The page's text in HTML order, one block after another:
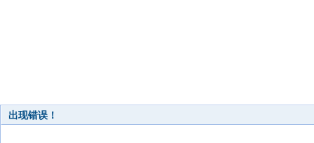
出现错误！